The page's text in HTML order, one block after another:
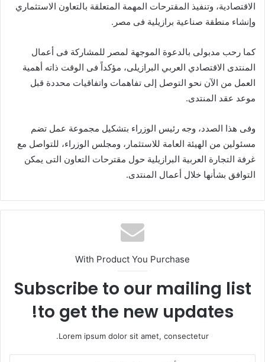
الاقتصادية، وتنفيذ المقترحات المهمة المتعلقة بالتعاون الاستثماري
وإنشاء منطقة صناعية برازيلية فى مصر.
كما رحب مدبولى بالدعوة الموجهة لمصر للمشاركة فى أعمال
المنتدى الاقتصادي العربي البرازيلى، مؤكداً فى الوقت ذاته أهمية
العمل من الآن نحو التوصل إلى تفاهمات واتفاقيات محددة قبل
موعد عقد المنتدى.
وفى هذا الصدد، وجه رئيس الوزراء بتشكيل مجموعة عمل تضم
مسئولين من الهيئة العامة للاستثمار، ومجلس الوزراء، للتواصل مع
غرفة التجارة العربية البرازيلية حول مقترحات التعاون التى يمكن
التوافق بشأنها خلال أعمال المنتدى.
With Product You Purchase
Subscribe to our mailing list
to get the new updates!
Lorem ipsum dolor sit amet, consectetur.